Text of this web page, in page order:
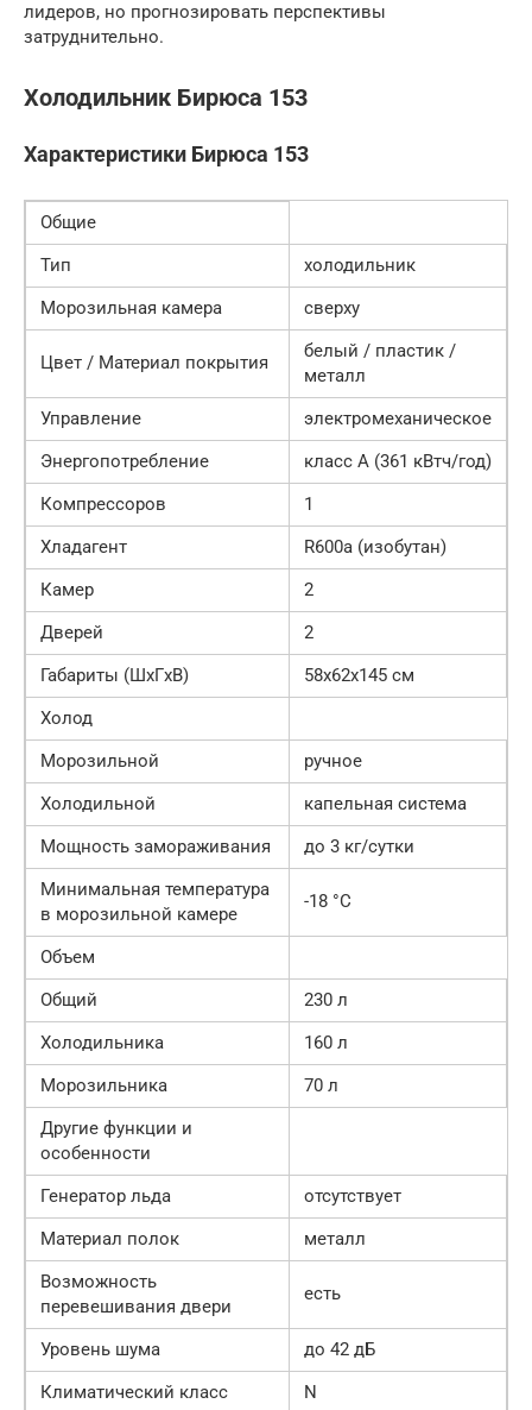
лидеров, но прогнозировать перспективы
затруднительно.
Холодильник Бирюса 153
Характеристики Бирюса 153
Общие
Тип
холодильник
Морозильная камера
сверху
Цвет / Материал покрытия
белый / пластик /
металл
Управление
электромеханическое
Энергопотребление
класс A (361 кВтч/год)
Компрессоров
1
Хладагент
R600a (изобутан)
Камер
2
Дверей
2
Габариты (ШxГxВ)
58x62x145 см
Холод
Морозильной
ручное
Холодильной
капельная система
Мощность замораживания
до 3 кг/cутки
Минимальная температура
в морозильной камере
-18 °C
Объем
Общий
230 л
Холодильника
160 л
Морозильника
70 л
Другие функции и
особенности
Генератор льда
отсутствует
Материал полок
металл
Возможность
перевешивания двери
есть
Уровень шума
до 42 дБ
Климатический класс
N